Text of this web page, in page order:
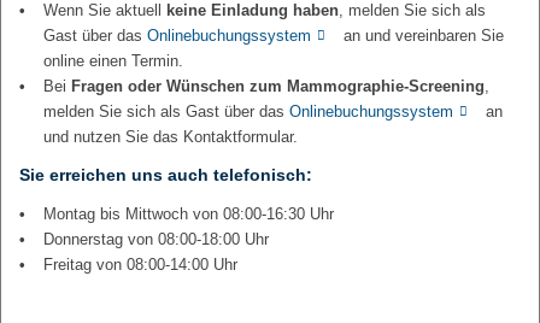
Wenn Sie aktuell
keine Einladung haben, melden Sie sich als
Gast über das Onlinebuchungssystem
an und vereinbaren Sie
online einen Termin.
Bei Fragen oder Wünschen zum Mammographie-Screening,
melden Sie sich als Gast über das Onlinebuchungssystem
an
und nutzen Sie das Kontaktformular.
Sie erreichen uns auch telefonisch:
Montag bis Mittwoch von 08:00-16:30 Uhr
Donnerstag von 08:00-18:00 Uhr
Freitag von 08:00-14:00 Uhr